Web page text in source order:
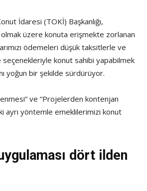
İdaresi (TOKİ) Başkanlığı,
üzere konuta erişmekte zorlanan
ödemeleri düşük taksitlerle ve
konut sahibi yapabilmek
yoğun bir şekilde sürdürüyor.
ve “Projelerden kontenjan
ayrı yöntemle emeklilerimizi konut
dört ilden